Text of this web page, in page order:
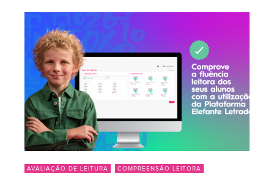
AVALIAÇÃO DE LEITURA
COMPREENSÃO LEITORA